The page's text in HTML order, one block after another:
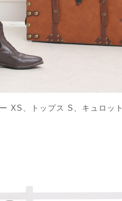
XS、トップス S、キュロッ